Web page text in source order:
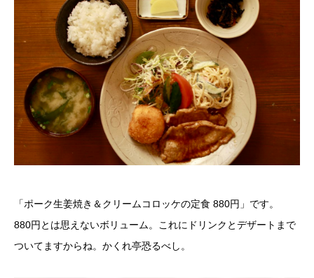
「ポーク生姜焼き＆クリームコロッケの定食 880円」です。
880円とは思えないボリューム。これにドリンクとデザートまで
ついてますからね。かくれ亭恐るべし。